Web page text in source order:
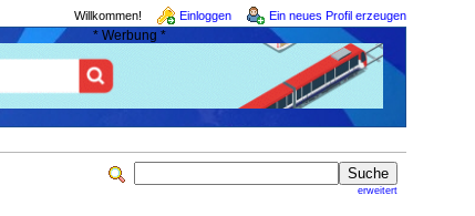
Willkommen! Einloggen Ein neues Profil erzeugen
* Werbung *
erweitert